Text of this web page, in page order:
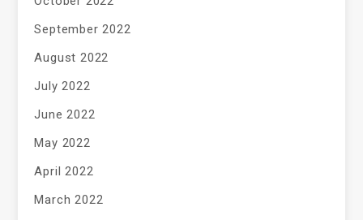
September 2022
August 2022
July 2022
June 2022
May 2022
April 2022
March 2022